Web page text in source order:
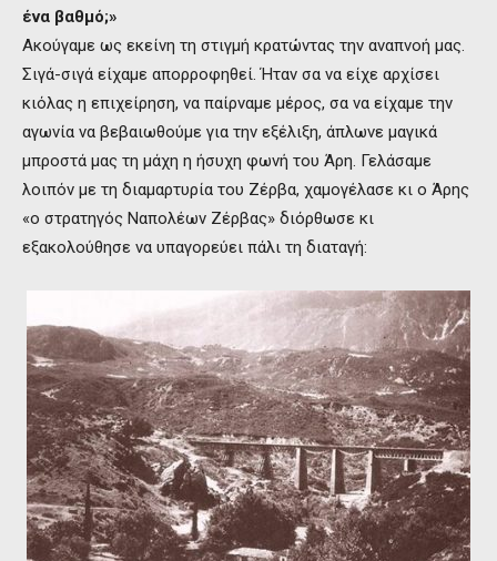
ένα βαθμό;»
Ακούγαμε ως εκείνη τη στιγμή κρατώντας την αναπνοή μας.
Σιγά-σιγά είχαμε απορροφηθεί. Ήταν σα να είχε αρχίσει
κιόλας η επιχείρηση, να παίρναμε μέρος, σα να είχαμε την
αγωνία να βεβαιωθούμε για την εξέλιξη, άπλωνε μαγικά
μπροστά μας τη μάχη η ήσυχη φωνή του Άρη. Γελάσαμε
λοιπόν με τη διαμαρτυρία του Ζέρβα, χαμογέλασε κι ο Άρης
«ο στρατηγός Ναπολέων Ζέρβας» διόρθωσε κι
εξακολούθησε να υπαγορεύει πάλι τη διαταγή: